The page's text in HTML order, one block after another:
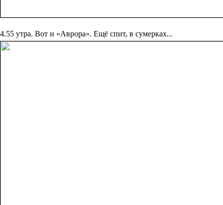
4.55 утра. Вот и «Аврора». Ещё спит, в сумерках...